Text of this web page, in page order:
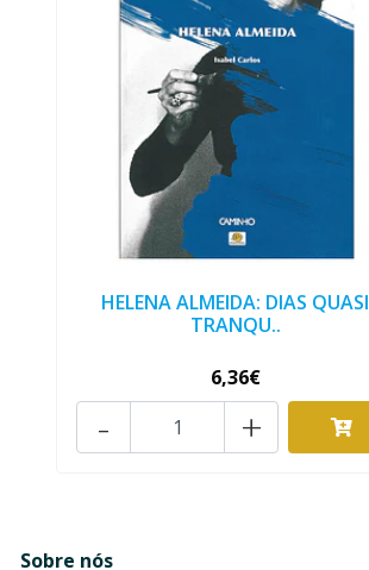
HELENA ALMEIDA: DIAS QUASI
TRANQU..
6,36€
+
-
Sobre nós